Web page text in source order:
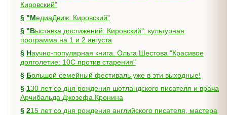
Кировский"
§
"МедиаДвиж: Кировский"
§ "Выставка достижений: Кировский": культурная
программа на 1 и 2 августа
§ Научно-популярная книга. Ольга Шестова "Красивое
долголетие: 10C против старения"
§
Большой семейный фестиваль уже в эти выходные!
§ 130 лет со дня рождения шотландского писателя и врача
Арчибальда Джозефа Кронина
§ 215 лет со дня рождения английского писателя, мастера